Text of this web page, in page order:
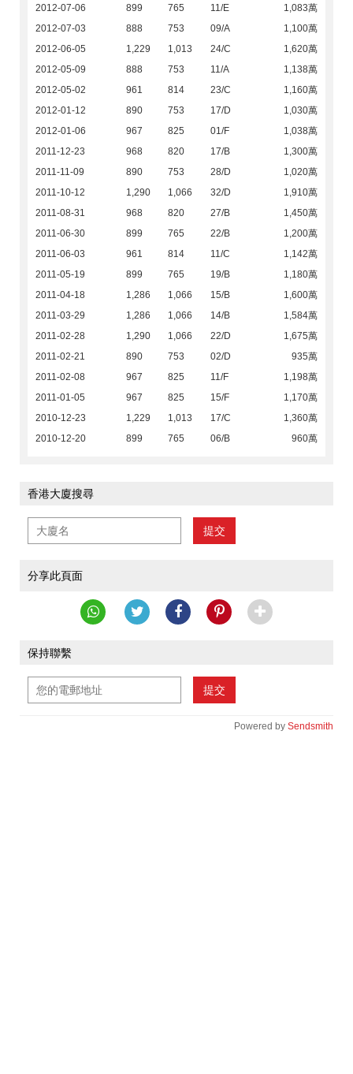
2012-07-06 899 765 11/E
1,083萬
2012-07-03
888 753 09/A
1,100萬
2012-06-05
1,229 1,013 24/C
1,620萬
2012-05-09
888 753 11/A
1,138萬
2012-05-02
961 814 23/C
1,160萬
2012-01-12
890 753 17/D
1,030萬
2012-01-06
967 825 01/F
1,038萬
2011-12-23
968 820 17/B
1,300萬
2011-11-09
890 753 28/D
1,020萬
2011-10-12
1,290 1,066 32/D
1,910萬
2011-08-31
968 820 27/B
1,450萬
2011-06-30
899 765 22/B
1,200萬
2011-06-03
961 814 11/C
1,142萬
2011-05-19
899 765 19/B
1,180萬
2011-04-18
1,286 1,066 15/B
1,600萬
2011-03-29
1,286 1,066 14/B
1,584萬
2011-02-28
1,290 1,066 22/D
1,675萬
2011-02-21
890 753 02/D
935萬
2011-02-08
967 825 11/F
1,198萬
2011-01-05
967 825 15/F
1,170萬
2010-12-23
1,229 1,013 17/C
1,360萬
2010-12-20
899 765 06/B 960萬
香港大廈搜尋
提交
分享此頁面
保持聯繫
提交
Powered by Sendsmith